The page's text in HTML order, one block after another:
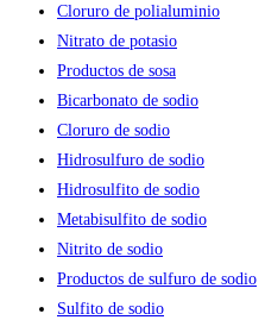
Cloruro de polialuminio
Nitrato de potasio
Productos de sosa
Bicarbonato de sodio
Cloruro de sodio
Hidrosulfuro de sodio
Hidrosulfito de sodio
Metabisulfito de sodio
Nitrito de sodio
Productos de sulfuro de sodio
Sulfito de sodio